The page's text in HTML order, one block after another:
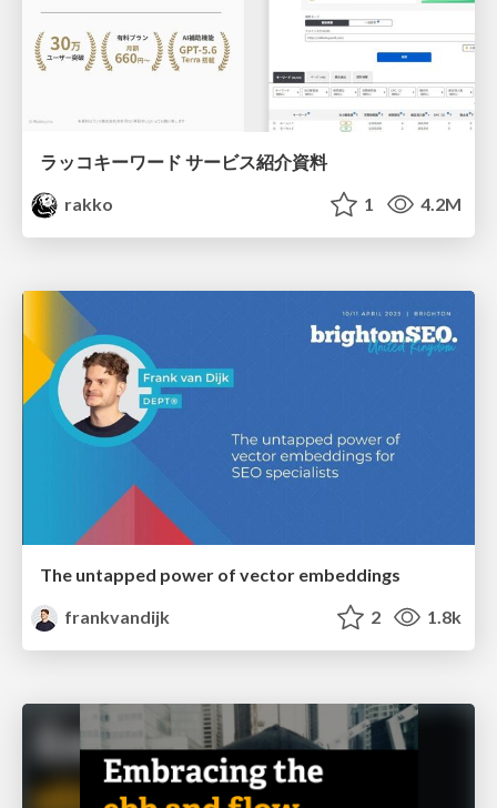
ラッコキーワード サービス紹介資料
rakko
1 4.2M
The untapped power of vector embeddings
frankvandijk
2 1.8k